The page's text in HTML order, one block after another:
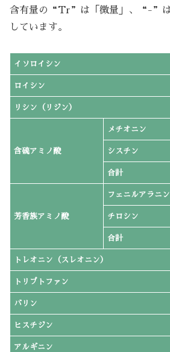
含有量の“Tr”は「微量」、“-”は
しています。
イソロイシン
ロイシン
リシン（リジン）
含硫アミノ酸
メチオニン
シスチン
合計
芳香族アミノ酸
フェニルアラニン
チロシン
合計
トレオニン（スレオニン）
トリプトファン
バリン
ヒスチジン
アルギニン